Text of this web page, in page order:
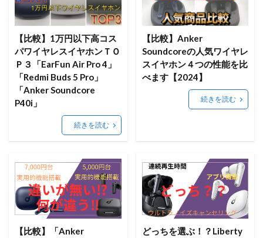
【比較】1万円以下高コス
パワイヤレスイヤホンＴＯ
Ｐ３「EarFun Air Pro 4」
「Redmi Buds 5 Pro」
「Anker Soundcore
P40i」
続きを読む
【比較】Anker
Soundcoreの人気ワイヤレ
スイヤホン４つの性能を比
べます【2024】
続きを読む
【比較】「Anker
どっちを選ぶ！？Liberty